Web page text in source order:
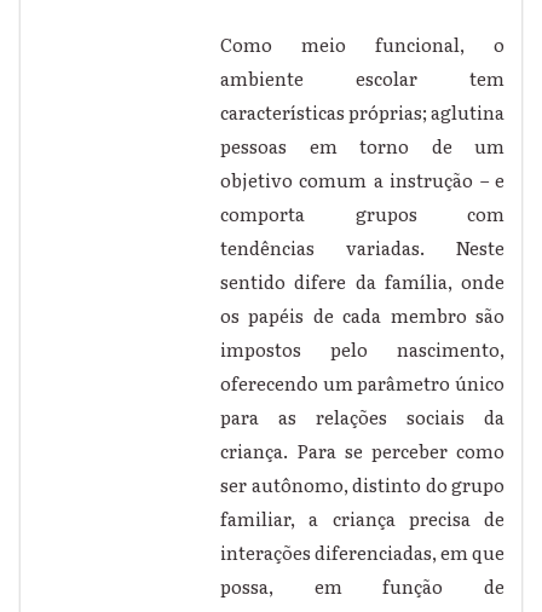
Como meio funcional, o
ambiente escolar tem
características próprias; aglutina
pessoas em torno de um
objetivo comum a instrução – e
comporta grupos com
tendências variadas. Neste
sentido difere da família, onde
os papéis de cada membro são
impostos pelo nascimento,
oferecendo um parâmetro único
para as relações sociais da
criança. Para se perceber como
ser autônomo, distinto do grupo
familiar, a criança precisa de
interações diferenciadas, em que
possa, em função de